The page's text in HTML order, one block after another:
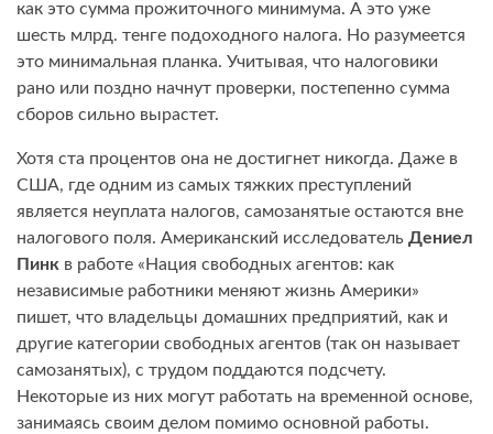
как это сумма прожиточного минимума. А это уже
шесть млрд. тенге подоходного налога. Но разумеется
это минимальная планка. Учитывая, что налоговики
рано или поздно начнут проверки, постепенно сумма
сборов сильно вырастет.
Хотя ста процентов она не достигнет никогда. Даже в
США, где одним из самых тяжких преступлений
является неуплата налогов, самозанятые остаются вне
налогового поля. Американский исследователь Дениел
Пинк в работе «Нация свободных агентов: как
независимые работники меняют жизнь Америки»
пишет, что владельцы домашних предприятий, как и
другие категории свободных агентов (так он называет
самозанятых), с трудом поддаются подсчету.
Некоторые из них могут работать на временной основе,
занимаясь своим делом помимо основной работы.